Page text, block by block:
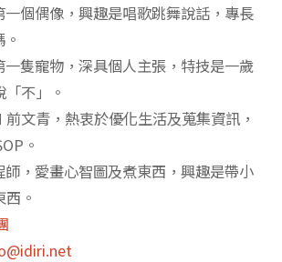
個偶像，興趣是唱歌跳舞說話，專長
隻寵物，深具個人主張，特技是一歲
不」。
文青，熱衷於優化生活及蒐集資訊，
。
，愛畫心智圖及煮東西，興趣是帶小
。